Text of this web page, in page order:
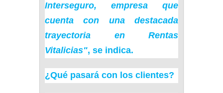
Interseguro, empresa que
cuenta con una destacada
trayectoria en Rentas
Vitalicias", se indica.
¿Qué pasará con los clientes?